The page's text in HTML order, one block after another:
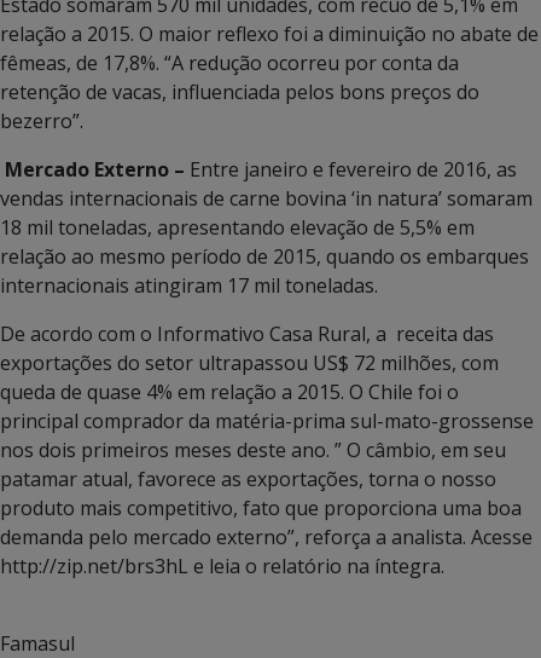
relação a 2015. O maior reflexo foi a diminuição no abate de
fêmeas, de 17,8%. “A redução ocorreu por conta da
retenção de vacas, influenciada pelos bons preços do
bezerro”.
Mercado Externo – Entre janeiro e fevereiro de 2016, as
vendas internacionais de carne bovina ‘in natura’ somaram
18 mil toneladas, apresentando elevação de 5,5% em
relação ao mesmo período de 2015, quando os embarques
internacionais atingiram 17 mil toneladas.
De acordo com o Informativo Casa Rural, a receita das
exportações do setor ultrapassou US$ 72 milhões, com
queda de quase 4% em relação a 2015. O Chile foi o
principal comprador da matéria-prima sul-mato-grossense
nos dois primeiros meses deste ano. ” O câmbio, em seu
patamar atual, favorece as exportações, torna o nosso
produto mais competitivo, fato que proporciona uma boa
demanda pelo mercado externo”, reforça a analista. Acesse
http://zip.net/brs3hL e leia o relatório na íntegra.
Famasul